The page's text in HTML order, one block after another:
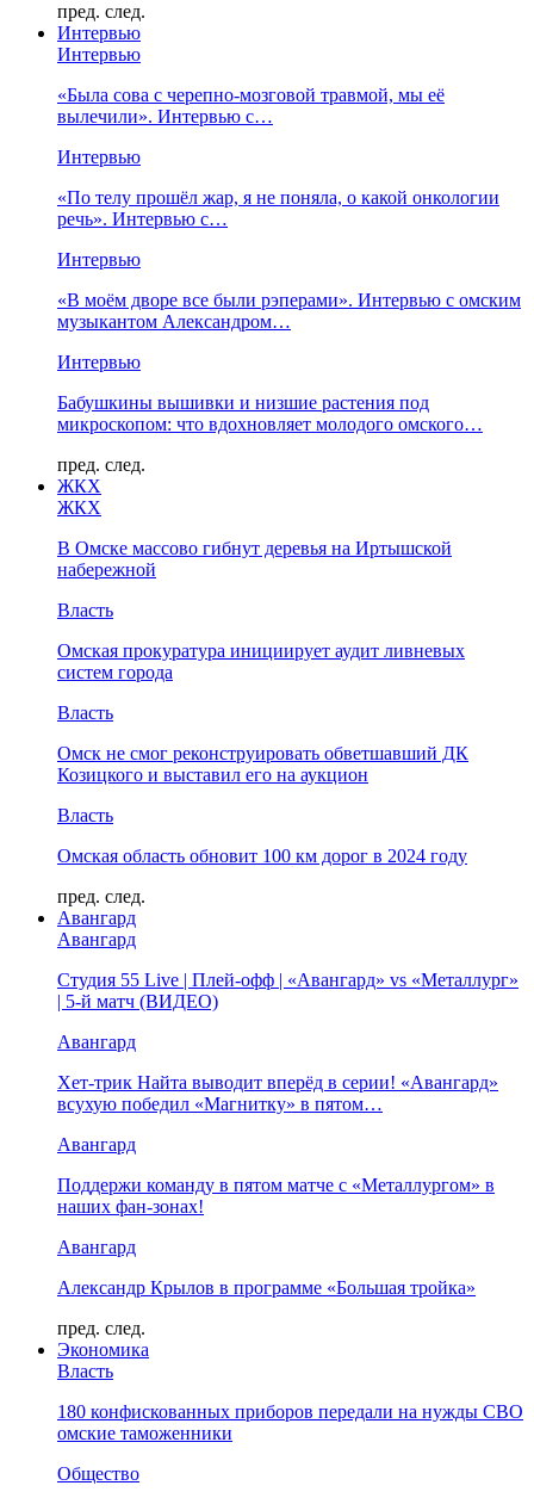
пред. след.
Интервью
Интервью
«Была сова с черепно-мозговой травмой, мы её
вылечили». Интервью с…
Интервью
«По телу прошёл жар, я не поняла, о какой онкологии
речь». Интервью с…
Интервью
«В моём дворе все были рэперами». Интервью с омским
музыкантом Александром…
Интервью
Бабушкины вышивки и низшие растения под
микроскопом: что вдохновляет молодого омского…
пред. след.
ЖКХ
ЖКХ
В Омске массово гибнут деревья на Иртышской
набережной
Власть
Омская прокуратура инициирует аудит ливневых
систем города
Власть
Омск не смог реконструировать обветшавший ДК
Козицкого и выставил его на аукцион
Власть
Омская область обновит 100 км дорог в 2024 году
пред. след.
Авангард
Авангард
Студия 55 Live | Плей-офф | «Авангард» vs «Металлург»
| 5-й матч (ВИДЕО)
Авангард
Хет-трик Найта выводит вперёд в серии! «Авангард»
всухую победил «Магнитку» в пятом…
Авангард
Поддержи команду в пятом матче с «Металлургом» в
наших фан-зонах!
Авангард
Александр Крылов в программе «Большая тройка»
пред. след.
Экономика
Власть
180 конфискованных приборов передали на нужды СВО
омские таможенники
Общество